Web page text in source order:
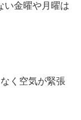
い金曜や月曜は
く空気が緊張